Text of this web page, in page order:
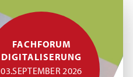
FACHFORUM
DIGITALISERUNG
03.SEPTEMBER 2026